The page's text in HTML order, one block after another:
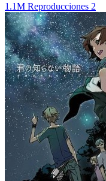
1.1M Reproducciones 2